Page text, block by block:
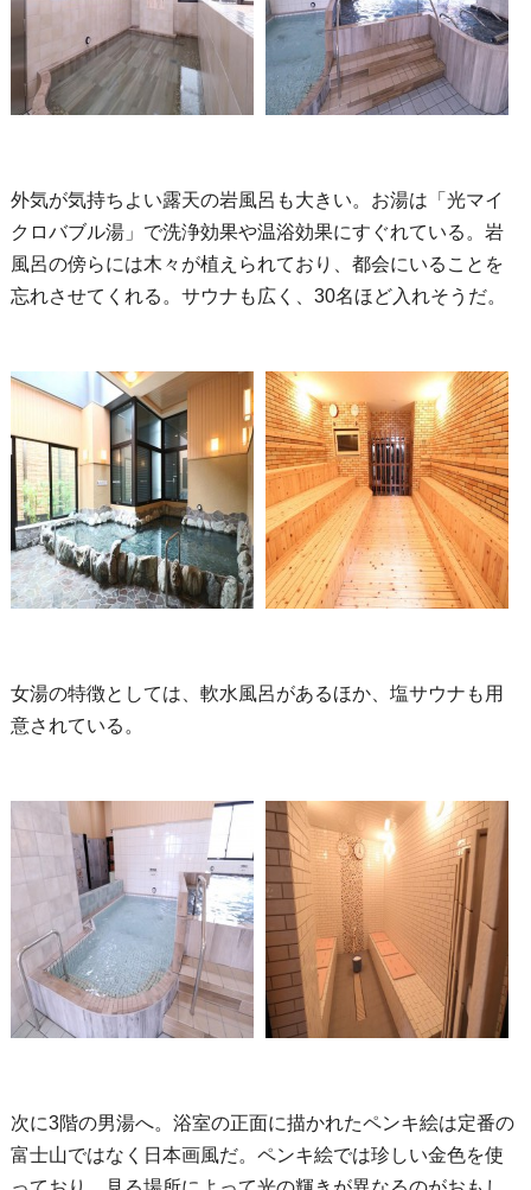
外気が気持ちよい露天の岩風呂も大きい。お湯は「光マイ
クロバブル湯」で洗浄効果や温浴効果にすぐれている。岩
風呂の傍らには木々が植えられており、都会にいることを
忘れさせてくれる。サウナも広く、30名ほど入れそうだ。
女湯の特徴としては、軟水風呂があるほか、塩サウナも用
意されている。
次に3階の男湯へ。浴室の正面に描かれたペンキ絵は定番の
富士山ではなく日本画風だ。ペンキ絵では珍しい金色を使